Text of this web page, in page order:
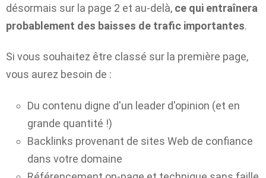
désormais sur la page 2 et au-delà, ce qui entraînera
probablement des baisses de trafic importantes.
Si vous souhaitez être classé sur la première page,
vous aurez besoin de :
Du contenu digne d'un leader d'opinion (et en
grande quantité !)
Backlinks provenant de sites Web de confiance
dans votre domaine